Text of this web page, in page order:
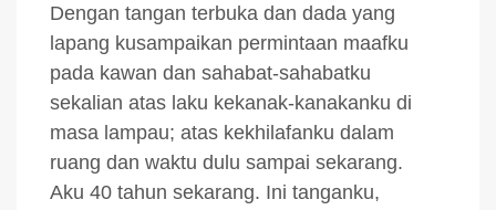
Dengan tangan terbuka dan dada yang
lapang kusampaikan permintaan maafku
pada kawan dan sahabat-sahabatku
sekalian atas laku kekanak-kanakanku di
masa lampau; atas kekhilafanku dalam
ruang dan waktu dulu sampai sekarang.
Aku 40 tahun sekarang. Ini tanganku,